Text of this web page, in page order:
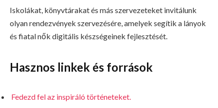
Iskolákat, könyvtárakat és más szervezeteket invitálunk
olyan rendezvények szervezésére, amelyek segítik a lányok
és fiatal nők digitális készségeinek fejlesztését.
Hasznos linkek és források
Fedezd fel az inspiráló történeteket.